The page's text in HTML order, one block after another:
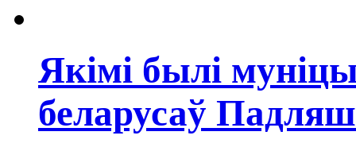
Якімі былі
беларусаў